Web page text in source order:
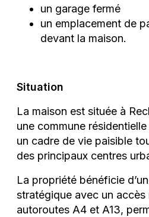
un garage fermé
un emplacement de
devant la maison.
Situation
La maison est située à
une commune
un cadre de vie paisible
des principaux centres
La propriété bénéficie
stratégique avec un accès
autoroutes A4 et A13,